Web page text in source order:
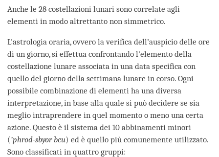
Anche le 28 costellazioni lunari sono correlate agli
elementi in modo altrettanto non simmetrico.
L'astrologia oraria, ovvero la verifica dell’auspicio delle ore
di un giorno, si effettua confrontando l'elemento della
costellazione lunare associata in una data specifica con
quello del giorno della settimana lunare in corso. Ogni
possibile combinazione di elementi ha una diversa
interpretazione, in base alla quale si può decidere se sia
meglio intraprendere in quel momento o meno una certa
azione. Questo è il sistema dei 10 abbinamenti minori
(’phrod-sbyor bcu) ed è quello più comunemente utilizzato.
Sono classificati in quattro gruppi: